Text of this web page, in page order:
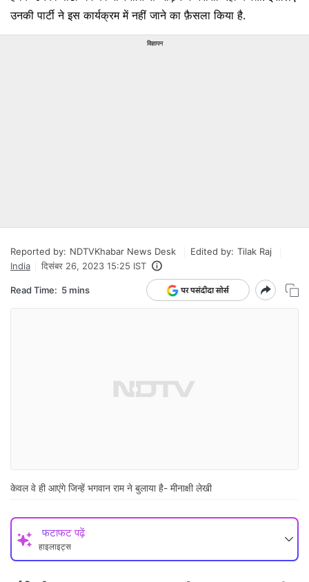
उनकी पार्टी ने इस कार्यक्रम में नहीं जाने का फ़ैसला किया है.
विज्ञापन
Reported by: NDTVKhabar News Desk Edited by: Tilak Raj
India
दिसंबर 26, 2023 15:25 IST
Read Time: 5 mins
केवल वे ही आएंगे जिन्हें भगवान राम ने बुलाया है- मीनाक्षी लेखी
फटाफट पढ़ें
हाइलाइट्स